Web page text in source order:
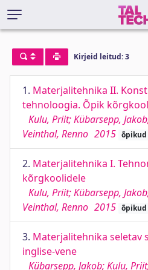
Kirjeid leitud: 3
1. Materjalitehnika II.
tehnoloogia. Õpik
Kulu, Priit; Kübarsepp,
Veinthal, Renno 2015 õpikud
2. Materjalitehnika I.
kõrgkoolidele
Kulu, Priit; Kübarsepp,
Veinthal, Renno 2015 õpikud
3. Materjalitehnika seletav
inglise-vene
Kübarsepp, Jakob; Kulu,